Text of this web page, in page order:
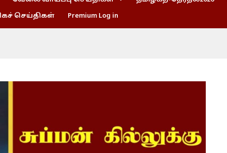
செய்திகள் Premium Log in